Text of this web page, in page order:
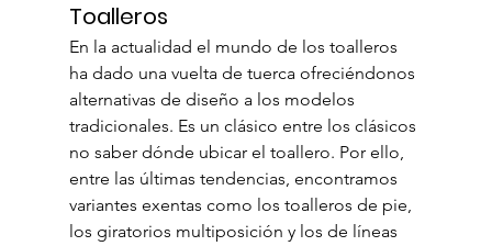
Toalleros
En la actualidad el mundo de los toalleros
ha dado una vuelta de tuerca ofreciéndonos
alternativas de diseño a los modelos
tradicionales. Es un clásico entre los clásicos
no saber dónde ubicar el toallero. Por ello,
entre las últimas tendencias, encontramos
variantes exentas como los toalleros de pie,
los giratorios multiposición y los de líneas